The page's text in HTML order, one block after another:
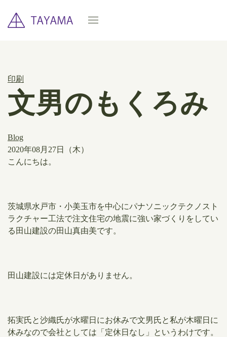
印刷
文男のもくろみ
Blog
2020年08月27日（木）
こんにちは。
茨城県水戸市・小美玉市を中心にパナソニックテクノスト
ラクチャー工法で注文住宅の地震に強い家づくりをしてい
る田山建設の田山真由美です。
田山建設には定休日がありません。
拓実氏と沙織氏が水曜日にお休みで文男氏と私が木曜日に
休みなので会社としては「定休日なし」というわけです。